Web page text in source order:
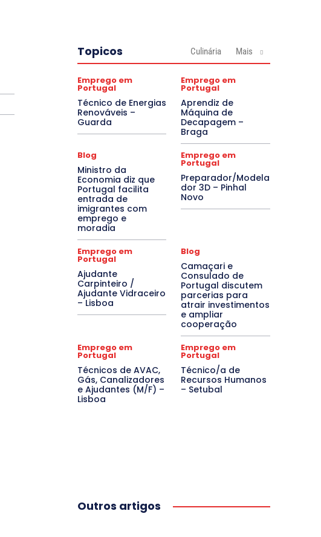
Topicos Culinária Mais
Emprego em
Portugal
Técnico de Energias
Renováveis –
Guarda
Emprego em
Portugal
Aprendiz de
Máquina de
Decapagem –
Braga
Blog
Ministro da
Economia diz que
Portugal facilita
entrada de
imigrantes com
emprego e
moradia
Emprego em
Portugal
Preparador/Modela
dor 3D – Pinhal
Novo
Emprego em
Portugal
Ajudante
Carpinteiro /
Ajudante Vidraceiro
– Lisboa
Blog
Camaçari e
Consulado de
Portugal discutem
parcerias para
atrair investimentos
e ampliar
cooperação
Emprego em
Portugal
Técnicos de AVAC,
Gás, Canalizadores
e Ajudantes (M/F) –
Lisboa
Emprego em
Portugal
Técnico/a de
Recursos Humanos
– Setubal
Outros artigos